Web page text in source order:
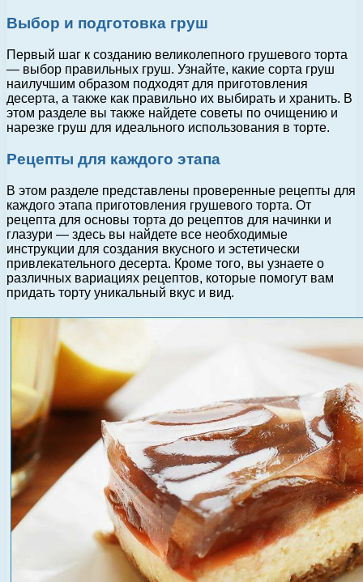
Выбор и подготовка груш
Первый шаг к созданию великолепного грушевого торта
— выбор правильных груш. Узнайте, какие сорта груш
наилучшим образом подходят для приготовления
десерта, а также как правильно их выбирать и хранить. В
этом разделе вы также найдете советы по очищению и
нарезке груш для идеального использования в торте.
Рецепты для каждого этапа
В этом разделе представлены проверенные рецепты для
каждого этапа приготовления грушевого торта. От
рецепта для основы торта до рецептов для начинки и
глазури — здесь вы найдете все необходимые
инструкции для создания вкусного и эстетически
привлекательного десерта. Кроме того, вы узнаете о
различных вариациях рецептов, которые помогут вам
придать торту уникальный вкус и вид.